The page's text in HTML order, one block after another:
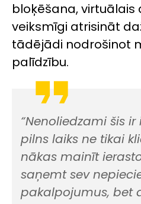
bloķēšana, virtuālais
veiksmīgi atrisināt
tādējādi nodrošinot
palīdzību.
“Nenoliedzami šis
pilns laiks ne tikai
nākas mainīt
saņemt sev
pakalpojumus, bet